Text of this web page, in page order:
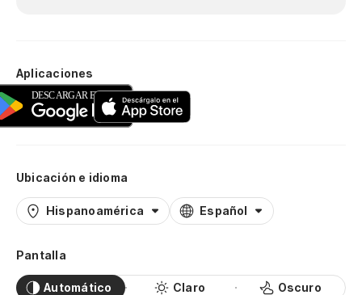
Aplicaciones
Ubicación e idioma
Hispanoamérica Español
Pantalla
Automático Claro Oscuro